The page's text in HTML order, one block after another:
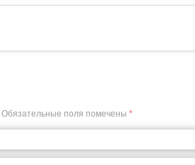
Обязательные поля помечены *